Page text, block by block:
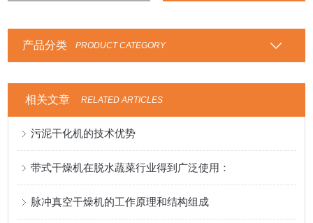
产品分类 PRODUCT CATEGORY
相关文章 RELATED ARTICLES
污泥干化机的技术优势
带式干燥机在脱水蔬菜行业得到广泛使用：
脉冲真空干燥机的工作原理和结构组成